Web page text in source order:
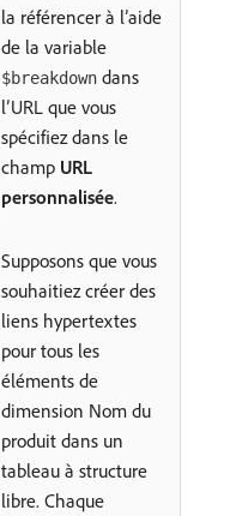
la référencer à l’aide
de la variable
$breakdown dans
l’URL que vous
spécifiez dans le
champ URL
personnalisée.
Supposons que vous
souhaitiez créer des
liens hypertextes
pour tous les
éléments de
dimension Nom du
produit dans un
tableau à structure
libre. Chaque